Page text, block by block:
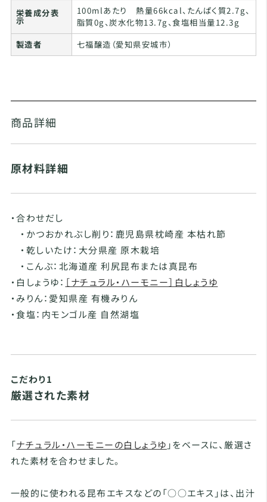
栄養成分表
示
100mlあたり 熱量66kcal、たんぱく質2.7g、
脂質0g、炭水化物13.7g、食塩相当量12.3g
製造者
七福醸造（愛知県安城市）
商品詳細
原材料詳細
・合わせだし
・かつおかれぶし削り：鹿児島県枕崎産 本枯れ節
・乾しいたけ：大分県産 原木栽培
・こんぶ：北海道産 利尻昆布または真昆布
・白しょうゆ： ［ナチュラル・ハーモニー］白しょうゆ
・みりん：愛知県産 有機みりん
・食塩：内モンゴル産 自然湖塩
こだわり1
厳選された素材
「ナチュラル・ハーモニーの白しょうゆ 」をベースに、厳選さ
れた素材を合わせました。
一般的に使われる昆布エキスなどの「○○エキス」は、出汁